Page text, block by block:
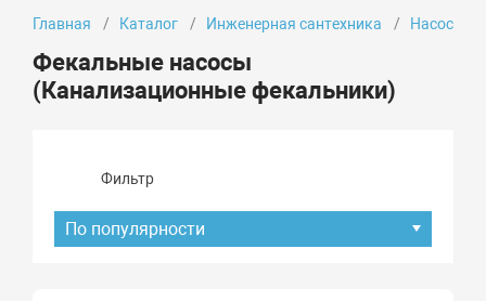
Главная Каталог Инженерная сантехника Насосы
Фекальные насосы
(Канализационные фекальники)
Фильтр
По популярности